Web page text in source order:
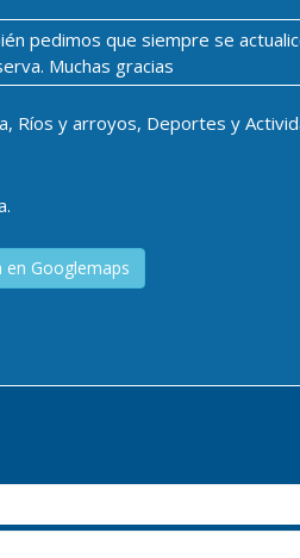
pedimos que siempre se
Muchas gracias
Ríos y arroyos, Deportes y
en Googlemaps